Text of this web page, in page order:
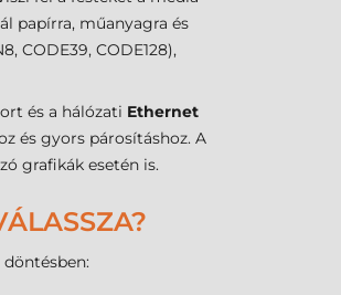
papírra, műanyagra és
CODE39, CODE128),
és a hálózati Ethernet
és gyors párosításhoz. A
grafikák esetén is.